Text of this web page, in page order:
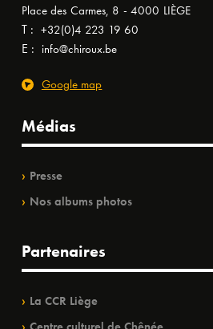
Place des Carmes, 8 - 4000 LIÈGE
T : +32(0)4 223 19 60
E : info@chiroux.be
Google map
Médias
Presse
Nos albums photos
Partenaires
La CCR Liège